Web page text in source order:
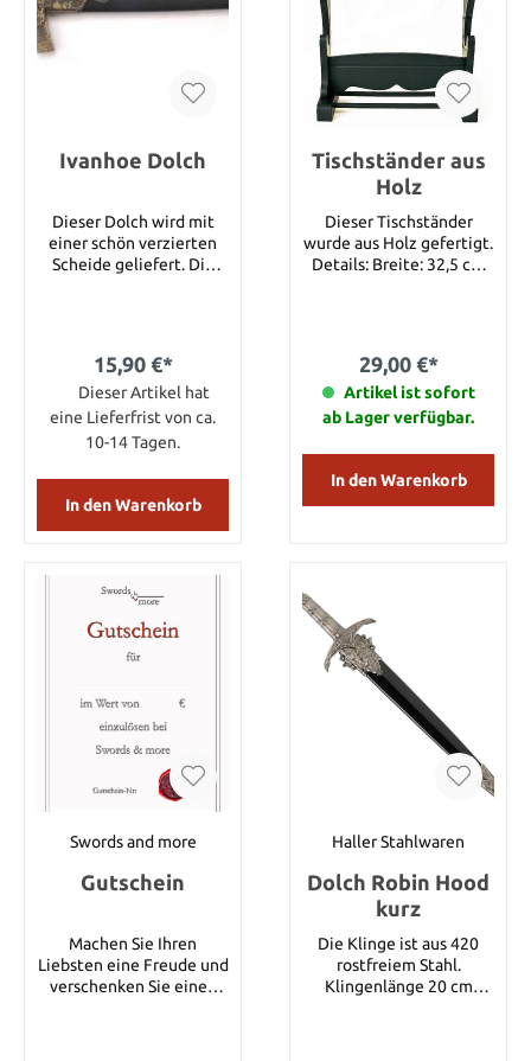
Ivanhoe Dolch
Dieser Dolch wird mit
einer schön verzierten
Scheide geliefert. Die
15,90 €*
Dieser Artikel hat
eine Lieferfrist von ca.
10-14 Tagen.
In den Warenkorb
Tischständer aus
Holz
Dieser Tischständer
wurde aus Holz gefertigt.
Details: Breite: 32,5 cm
29,00 €*
Artikel ist sofort
ab Lager verfügbar.
In den Warenkorb
Swords and more
Gutschein
Machen Sie Ihren
Liebsten eine Freude und
verschenken Sie einen
Haller Stahlwaren
Dolch Robin Hood
kurz
Die Klinge ist aus 420
rostfreiem Stahl.
Klingenlänge 20 cm